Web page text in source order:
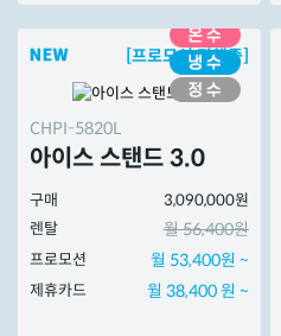
[프로모션 진행중]
CHPI-5820L
아이스 스탠드 3.0
구매
3,090,000원
렌탈
월 56,400원
프로모션 월 53,400원 ~
제휴카드 월 38,400 원 ~